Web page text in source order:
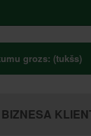
grozs: (tukšs)
BIZNESA